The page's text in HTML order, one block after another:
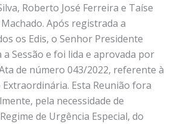
Roberto José Ferreira e Taíse
Após registrada a
os Edis, o Senhor Presidente
Sessão e foi lida e aprovada por
de número 043/2022, referente à
Extraordinária. Esta Reunião fora
pela necessidade de
de Urgência Especial, do